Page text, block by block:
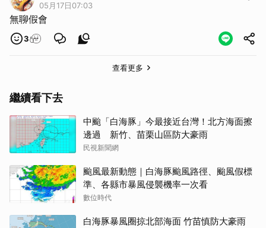
05月17日07:03
無聊假會
3
查看更多
繼續看下去
中颱「白海豚」今最接近台灣！北方海面擦
邊過 新竹、苗栗山區防大豪雨
民視新聞網
颱風最新動態｜白海豚颱風路徑、颱風假標
準、各縣市暴風侵襲機率一次看
數位時代
白海豚暴風圈掠北部海面 竹苗慎防大豪雨